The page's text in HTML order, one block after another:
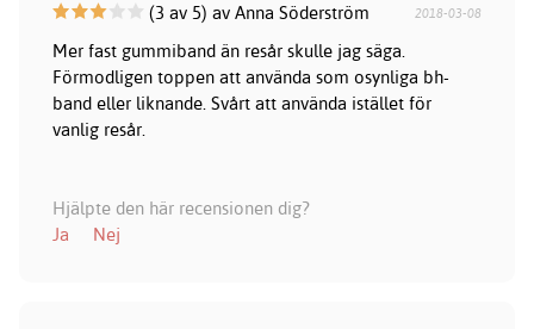
(3 av 5) av Anna Söderström 2018-03-08
Mer fast gummiband än resår skulle jag säga.
Förmodligen toppen att använda som osynliga bh-
band eller liknande. Svårt att använda istället för
vanlig resår.
Hjälpte den här recensionen dig?
Ja
Nej